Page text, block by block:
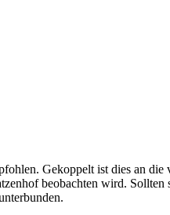
Gekoppelt ist dies an die
beobachten wird. Sollten